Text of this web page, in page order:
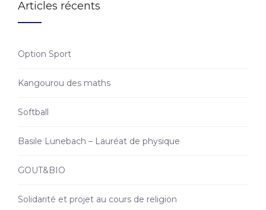
Articles récents
Option Sport
Kangourou des maths
Softball
Basile Lunebach – Lauréat de physique
GOUT&BIO
Solidarité et projet au cours de religion